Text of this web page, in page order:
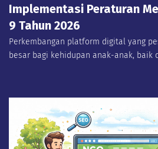
Implementasi Peraturan
9 Tahun 2026
Perkembangan platform digital yang
besar bagi kehidupan anak-anak, baik